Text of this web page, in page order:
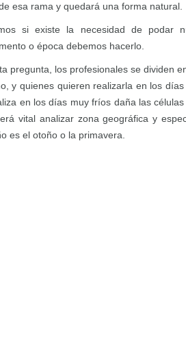
esa rama y quedará una forma natural.
si existe la necesidad de podar
o época debemos hacerlo.
pregunta, los profesionales se dividen
y quienes quieren realizarla en los
en los días muy fríos daña las
vital analizar zona geográfica y
es el otoño o la primavera.